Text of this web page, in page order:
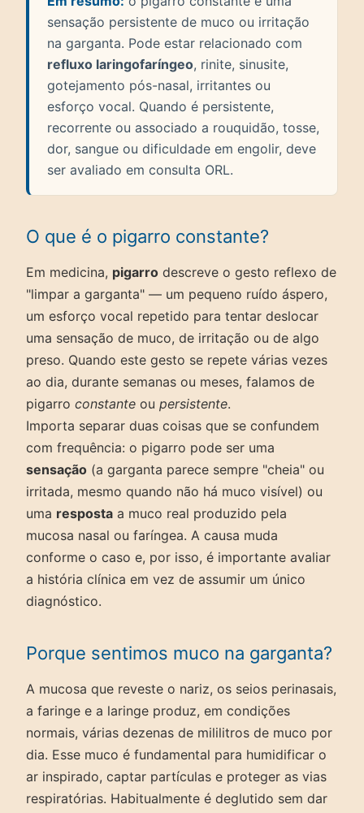
sensação persistente de muco ou irritação
na garganta. Pode estar relacionado com
refluxo laringofaríngeo, rinite, sinusite,
gotejamento pós-nasal, irritantes ou
esforço vocal. Quando é persistente,
recorrente ou associado a rouquidão, tosse,
dor, sangue ou dificuldade em engolir, deve
ser avaliado em consulta ORL.
O que é o pigarro constante?
Em medicina, pigarro descreve o gesto reflexo de
"limpar a garganta" — um pequeno ruído áspero,
um esforço vocal repetido para tentar deslocar
uma sensação de muco, de irritação ou de algo
preso. Quando este gesto se repete várias vezes
ao dia, durante semanas ou meses, falamos de
pigarro constante ou persistente.
Importa separar duas coisas que se confundem
com frequência: o pigarro pode ser uma
sensação (a garganta parece sempre "cheia" ou
irritada, mesmo quando não há muco visível) ou
uma resposta a muco real produzido pela
mucosa nasal ou faríngea. A causa muda
conforme o caso e, por isso, é importante avaliar
a história clínica em vez de assumir um único
diagnóstico.
Porque sentimos muco na garganta?
A mucosa que reveste o nariz, os seios perinasais,
a faringe e a laringe produz, em condições
normais, várias dezenas de mililitros de muco por
dia. Esse muco é fundamental para humidificar o
ar inspirado, captar partículas e proteger as vias
respiratórias. Habitualmente é deglutido sem dar